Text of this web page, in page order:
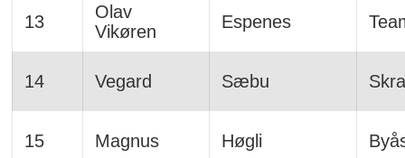
13
Olav
Vikøren
Espenes
14 Vegard Sæbu
15 Magnus Høgli